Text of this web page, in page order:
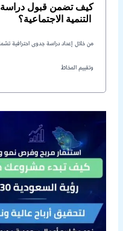
كيف تضمن قبول
من خلال إعداد دراسة جدوى احترافية تشمل
وتقييم المخاط